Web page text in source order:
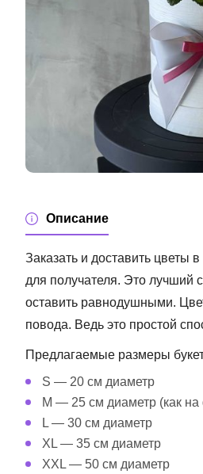
Описание
Заказать и доставить цветы
для получателя. Это лучший
оставить равнодушными.
повода. Ведь это простой
Предлагаемые размеры
S — 20 см диаметр
M — 25 см диаметр (как на
L — 30 см диаметр
XL — 35 см диаметр
XXL — 50 см диаметр